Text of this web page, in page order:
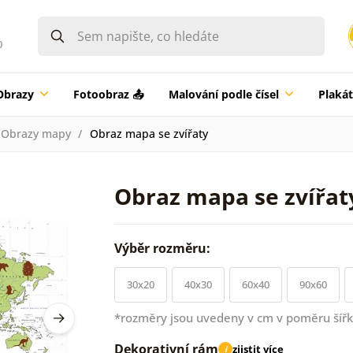
Fotoobraz 📤 Malování podle čísel
Obrazy mapy Obraz mapa se zvířaty
Obraz mapa se
Výběr rozměru:
30x20 40x30 60x40 90x60
*rozměry jsou uvedeny v cm v poměru
Dekorativní rám i zjistit více